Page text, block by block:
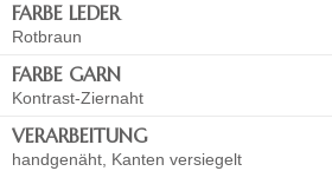
FARBE LEDER
Rotbraun
FARBE GARN
Kontrast-Ziernaht
VERARBEITUNG
handgenäht, Kanten versiegelt